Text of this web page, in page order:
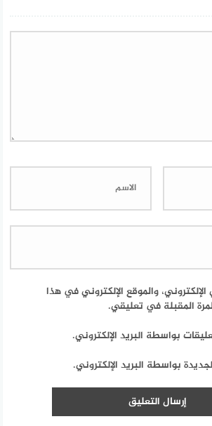
والموقع الإلكتروني في هذا
المقبلة في تعليقي.
بواسطة البريد الإلكتروني.
بواسطة البريد الإلكتروني.